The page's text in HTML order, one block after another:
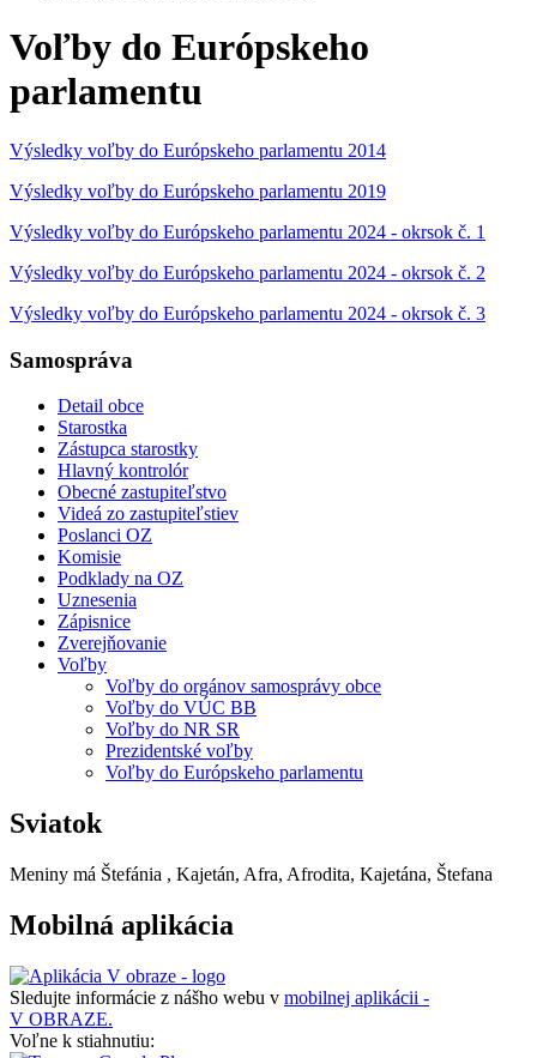
Voľby do Európskeho
parlamentu
Výsledky voľby do Európskeho parlamentu 2014
Výsledky voľby do Európskeho parlamentu 2019
Výsledky voľby do Európskeho parlamentu 2024 - okrsok č. 1
Výsledky voľby do Európskeho parlamentu 2024 - okrsok č. 2
Výsledky voľby do Európskeho parlamentu 2024 - okrsok č. 3
Samospráva
Detail obce
Starostka
Zástupca starostky
Hlavný kontrolór
Obecné zastupiteľstvo
Videá zo zastupiteľstiev
Poslanci OZ
Komisie
Podklady na OZ
Uznesenia
Zápisnice
Zverejňovanie
Voľby
Voľby do orgánov samosprávy obce
Voľby do VÚC BB
Voľby do NR SR
Prezidentské voľby
Voľby do Európskeho parlamentu
Sviatok
Meniny má Štefánia , Kajetán, Afra, Afrodita, Kajetána, Štefana
Mobilná aplikácia
Sledujte informácie z nášho webu v mobilnej aplikácii -
V OBRAZE.
Voľne k stiahnutiu: